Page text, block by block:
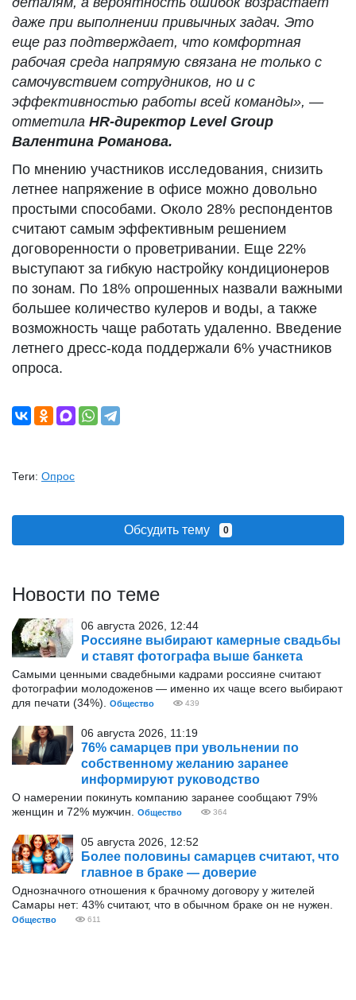
даже при выполнении привычных задач. Это
еще раз подтверждает, что комфортная
рабочая среда напрямую связана не только с
самочувствием сотрудников, но и с
эффективностью работы всей команды», —
отметила HR-директор Level Group
Валентина Романова.
По мнению участников исследования, снизить
летнее напряжение в офисе можно довольно
простыми способами. Около 28% респондентов
считают самым эффективным решением
договоренности о проветривании. Еще 22%
выступают за гибкую настройку кондиционеров
по зонам. По 18% опрошенных назвали важными
большее количество кулеров и воды, а также
возможность чаще работать удаленно. Введение
летнего дресс-кода поддержали 6% участников
опроса.
Теги: Опрос
Обсудить тему 0
Новости по теме
06 августа 2026, 12:44
Россияне выбирают камерные свадьбы
и ставят фотографа выше банкета
Самыми ценными свадебными кадрами россияне считают
фотографии молодоженов — именно их чаще всего выбирают
для печати (34%).
Общество 439
06 августа 2026, 11:19
76% самарцев при увольнении по
собственному желанию заранее
информируют руководство
О намерении покинуть компанию заранее сообщают 79%
женщин и 72% мужчин.
Общество 364
05 августа 2026, 12:52
Более половины самарцев считают, что
главное в браке — доверие
Однозначного отношения к брачному договору у жителей
Самары нет: 43% считают, что в обычном браке он не нужен.
Общество 611